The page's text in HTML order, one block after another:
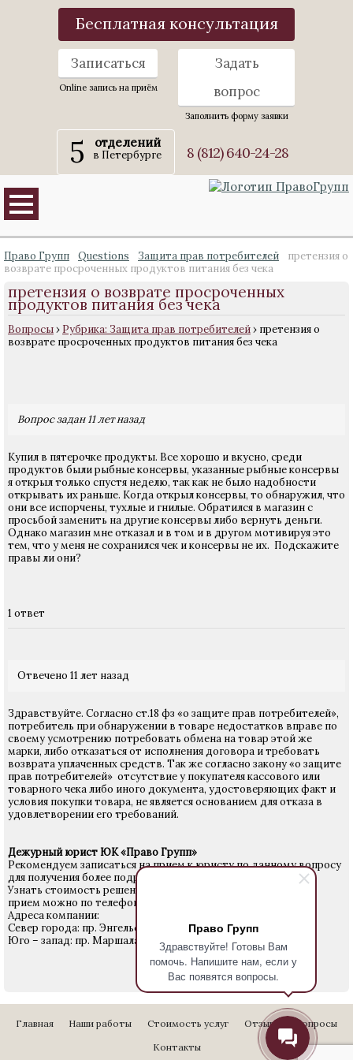
Право Групп
Здравствуйте! Готовы Вам
помочь. Напишите нам, если у
Вас появятся вопросы.
Бесплатная консультация
Записаться
Online запись на приём
Задать
вопрос
Заполнить форму заявки
5 отделений
в Петербурге 8 (812) 640-24-28
Право Групп Questions Защита прав потребителей
претензия о
возврате просроченных продуктов питания без чека
претензия о возврате просроченных
продуктов питания без чека
Вопросы› Рубрика: Защита прав потребителей› претензия о
возврате просроченных продуктов питания без чека
Вопрос задан 11 лет назад
Купил в пятерочке продукты. Все хорошо и вкусно, среди
продуктов были рыбные консервы, указанные рыбные консервы
я открыл только спустя неделю, так как не было надобности
открывать их раньше. Когда открыл консервы, то обнаружил, что
они все испорчены, тухлые и гнилые. Обратился в магазин с
просьбой заменить на другие консервы либо вернуть деньги.
Однако магазин мне отказал и в том и в другом мотивируя это
тем, что у меня не сохранился чек и консервы не их. Подскажите
правы ли они?
1 ответ
Отвечено 11 лет назад
Здравствуйте. Согласно ст.18 фз «о защите прав потребителей»,
потребитель при обнаружении в товаре недостатков вправе по
своему усмотрению потребовать обмена на товар этой же
марки, либо отказаться от исполнения договора и требовать
возврата уплаченных средств. Так же согласно закону «о защите
прав потребителей» отсутствие у покупателя кассового или
товарного чека либо иного документа, удостоверяющих факт и
условия покупки товара, не является основанием для отказа в
удовлетворении его требований.
Дежурный юрист ЮК «Право Групп»
Рекомендуем записаться на прием к юристу по данному вопросу
для получения более подробной информации.
Узнать стоимость решения Вашего вопроса и записаться на
прием можно по телефону
Адреса компании:
Север города: пр. Энгельса 27
Юго – запад: пр. Маршала Жукова д. 18
Главная Наши работы Стоимость услуг Отзывы
Вопросы
Контакты